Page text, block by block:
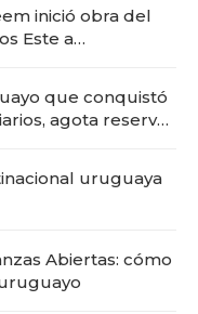
inició obra del
Este a
que conquistó
agota reservas
uruguaya
Abiertas: cómo